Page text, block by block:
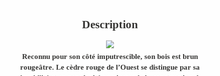
Description
Reconnu pour son côté imputrescible, son bois est brun
rougeâtre. Le cèdre rouge de l’Ouest se distingue par sa